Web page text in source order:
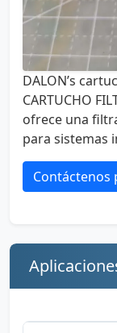
DALON’s
CARTUCHO
ofrece una
para sistemas
Contáctenos